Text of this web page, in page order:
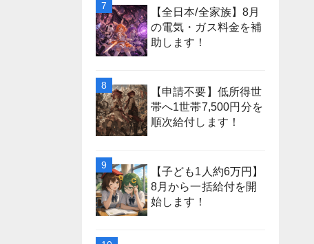
【全日本/全家族】8月
の電気・ガス料金を補
助します！
【申請不要】低所得世
帯へ1世帯7,500円分を
順次給付します！
【子ども1人約6万円】
8月から一括給付を開
始します！